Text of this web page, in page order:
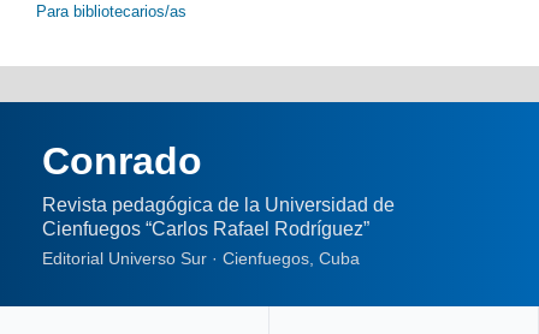
Para bibliotecarios/as
Conrado
Revista pedagógica de la Universidad de
Cienfuegos “Carlos Rafael Rodríguez”
Editorial Universo Sur · Cienfuegos, Cuba